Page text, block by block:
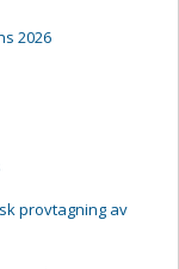
2026
provtagning av